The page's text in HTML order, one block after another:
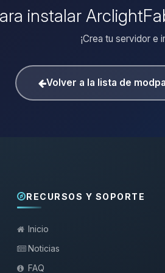
instalar
¡Crea tu servidor e
Volver a la lista de
RECURSOS Y SOPORTE
Inicio
Noticias
FAQ